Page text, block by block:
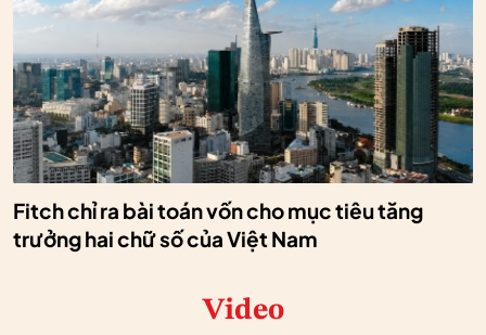
Fitch chỉ ra bài toán vốn cho mục tiêu tăng
trưởng hai chữ số của Việt Nam
Video